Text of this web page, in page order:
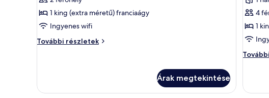
képének
megtekintése:
Szoba
kétszemélyes
1 king (extra méretű) franciaágy
Ingyenes wifi
További részletek
Szoba
részletei
Árak megtekintése
4
1